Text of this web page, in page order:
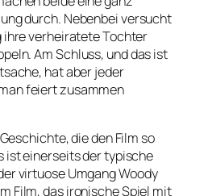
durch. Nebenbei versucht
verheiratete Tochter
Am Schluss, und das ist
hat aber jeder
feiert zusammen
die den Film so
ist einerseits der typische
virtuose Umgang Woody
Film, das ironische Spiel mit